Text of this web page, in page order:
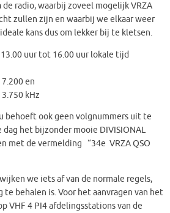
radio, waarbij zoveel mogelijk VRZA
zullen zijn en waarbij we elkaar weer
kans dus om lekker bij te kletsen.
uur tot 16.00 uur lokale tijd
en
kHz
behoeft ook geen volgnummers uit te
het bijzonder mooie DIVISIONAL
met de vermelding “34e VRZA QSO
we iets af van de normale regels,
behalen is. Voor het aanvragen van het
VHF 4 PI4 afdelingsstations van de